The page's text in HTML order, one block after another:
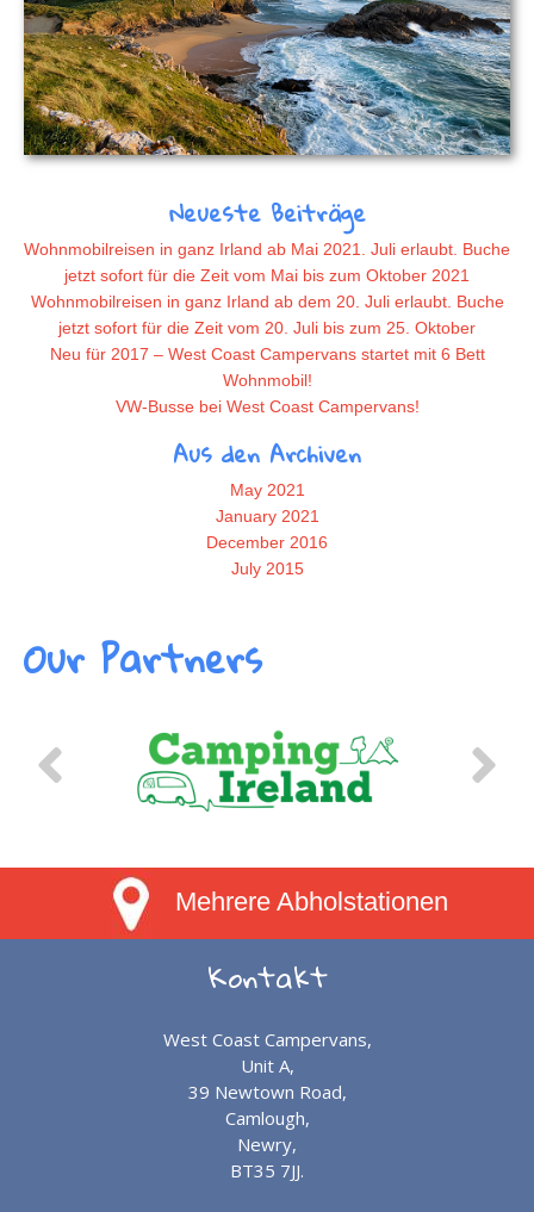
Neueste Beiträge
Wohnmobilreisen in ganz Irland ab Mai 2021. Juli erlaubt. Buche
jetzt sofort für die Zeit vom Mai bis zum Oktober 2021
Wohnmobilreisen in ganz Irland ab dem 20. Juli erlaubt. Buche
jetzt sofort für die Zeit vom 20. Juli bis zum 25. Oktober
Neu für 2017 – West Coast Campervans startet mit 6 Bett
Wohnmobil!
VW-Busse bei West Coast Campervans!
Aus den Archiven
May 2021
January 2021
December 2016
July 2015
Our Partners
Mehrere Abholstationen
Kontakt
West Coast Campervans,
Unit A,
39 Newtown Road,
Camlough,
Newry,
BT35 7JJ.